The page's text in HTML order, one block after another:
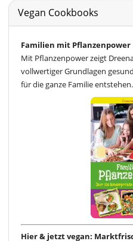
Vegan Cookbooks
Familien mit Pflanzenpower
Mit Pflanzenpower zeigt
vollwertiger Grundlagen
für die ganze Familie entstehen.
Hier & jetzt vegan: